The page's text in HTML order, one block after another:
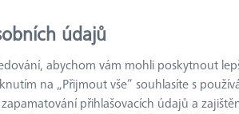
Spojovací prvky Spoj - bez
údajů
abychom vám mohli poskytnout
na „Přijmout vše“ souhlasíte s
přihlašovacích údajů a